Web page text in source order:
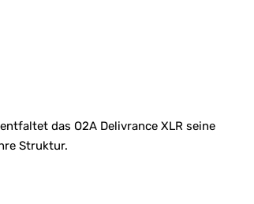
das O2A Delivrance XLR seine
Struktur.